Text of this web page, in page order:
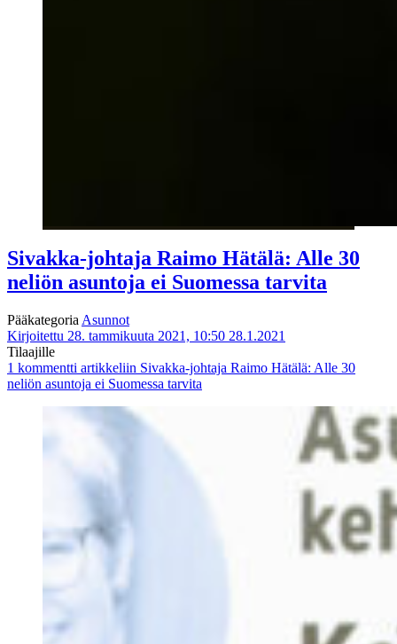
Sivakka-johtaja Raimo Hätälä: Alle 30
neliön asuntoja ei Suomessa tarvita
Pääkategoria Asunnot
Kirjoitettu 28. tammikuuta 2021, 10:50 28.1.2021
Tilaajille
1 kommentti artikkeliin Sivakka-johtaja Raimo Hätälä: Alle 30
neliön asuntoja ei Suomessa tarvita